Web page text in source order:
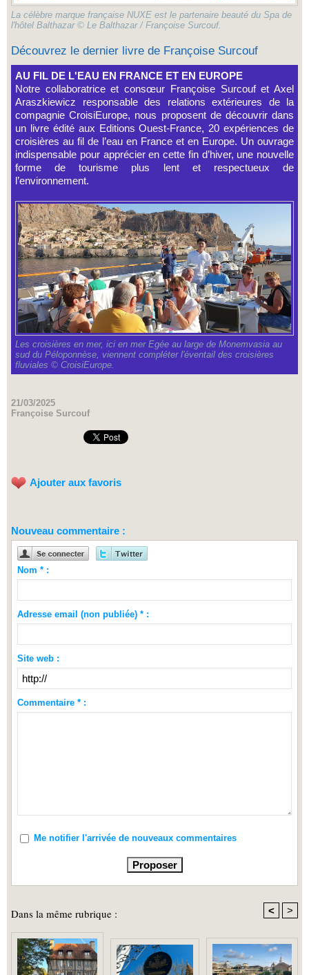
La célèbre marque française NUXE est le partenaire beauté du Spa de
l'hôtel Balthazar © Le Balthazar / Françoise Surcouf.
Découvrez le dernier livre de Françoise Surcouf
AU FIL DE L'EAU EN FRANCE ET EN EUROPE
Notre collaboratrice et consœur Françoise Surcouf et Axel
Araszkiewicz responsable des relations extérieures de la
compagnie CroisiEurope, nous proposent de découvrir dans
un livre édité aux Editions Ouest-France, 20 expériences de
croisières au fil de l’eau en France et en Europe. Un ouvrage
indispensable pour apprécier en cette fin d’hiver, une nouvelle
forme de tourisme plus lent et respectueux de
l’environnement.
Les croisières en mer, ici en mer Egée au large de Monemvasia au
sud du Péloponnèse, viennent compléter l'éventail des croisières
fluviales © CroisiEurope.
21/03/2025
Françoise Surcouf
Ajouter aux favoris
Nouveau commentaire :
Nom * :
Adresse email (non publiée) * :
Site web :
Commentaire * :
Me notifier l'arrivée de nouveaux commentaires
Dans la même rubrique : < >